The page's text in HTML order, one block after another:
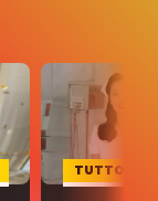
TUTTO